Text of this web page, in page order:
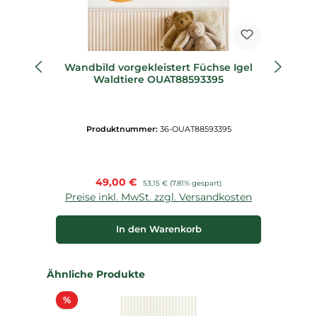
Wandbild vorgekleistert Füchse Igel
Waldtiere OUAT88593395
Produktnummer: 36-OUAT88593395
Verkaufspreis:
49,00 € Regulärer Preis:
53,15 € (7.81% gespart)
Preise inkl. MwSt. zzgl. Versandkosten
In den Warenkorb
Produktgalerie überspringen
Ähnliche Produkte
%Rabatt